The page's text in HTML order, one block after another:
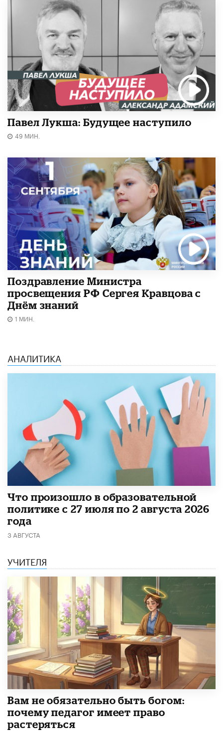
Павел Лукша: Будущее наступило
49 МИН.
Поздравление Министра
просвещения РФ Сергея Кравцова с
Днём знаний
1 МИН.
АНАЛИТИКА
​Что произошло в образовательной
политике с 27 июля по 2 августа 2026
года
3 АВГУСТА
УЧИТЕЛЯ
​Вам не обязательно быть богом:
почему педагог имеет право
растеряться